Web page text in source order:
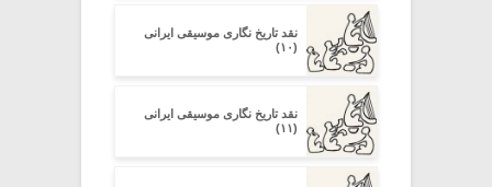
نقد تاریخ نگاری موسیقی ایرانی
(۱۰)
نقد تاریخ نگاری موسیقی ایرانی
(۱۱)